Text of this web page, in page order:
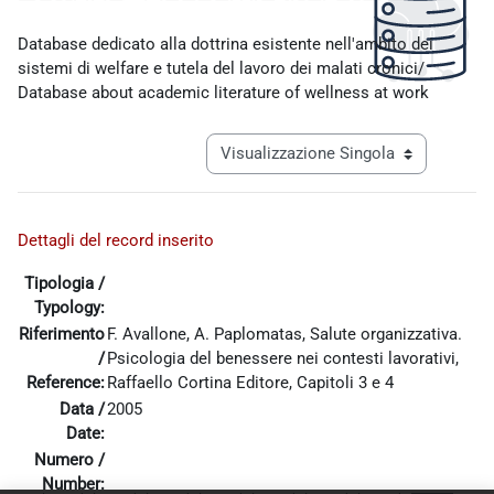
Database dedicato alla dottrina esistente nell'ambito dei
sistemi di welfare e tutela del lavoro dei malati cronici/
Database about academic literature of wellness at work
Navigazione terziaria modalità
Dettagli del record inserito
Tipologia /
Typology:
Riferimento
/
Reference:
F. Avallone, A. Paplomatas, Salute organizzativa.
Psicologia del benessere nei contesti lavorativi,
Raffaello Cortina Editore, Capitoli 3 e 4
Data /
Date:
2005
Numero /
Number: